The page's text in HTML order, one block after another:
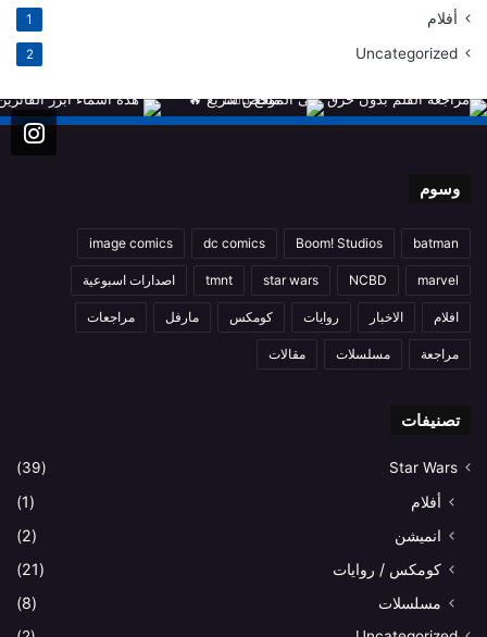
أفلام 1
Uncategorized
2
وسوم
batman
Boom! Studios
dc comics
image comics
marvel
NCBD
star wars
tmnt اصدارات اسبوعية
افلام الاخبار روايات كومكس مارفل مراجعات
مراجعة مسلسلات مقالات
تصنيفات
Star Wars
(39)
أفلام
(1)
انميشن
(2)
كومكس / روايات
(21)
مسلسلات
(8)